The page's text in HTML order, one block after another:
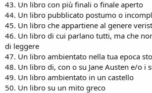
43. Un libro con più finali o finale aperto
44. Un libro pubblicato postumo o
45. Un libro che appartiene al genere
46. Un libro di cui parlano tutti, ma che
di leggere
47. Un libro ambientato nella tua epoca
48. Un libro di, con o su Jane Austen e/o i
49. Un libro ambientato in un castello
50. Un libro su un mito greco